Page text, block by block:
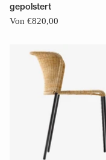
gepolstert
Von €820,00